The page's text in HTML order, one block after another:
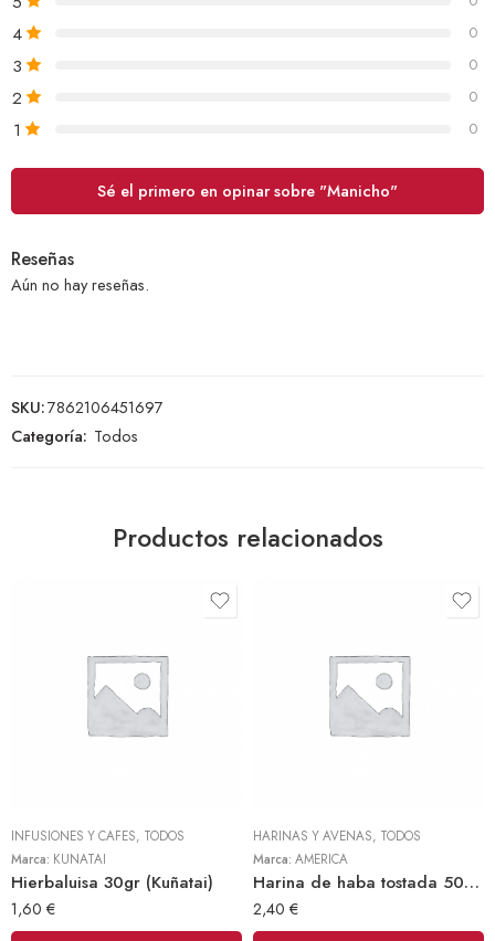
4 0
3 0
2 0
1 0
Sé el primero en opinar sobre "Manicho"
Reseñas
Aún no hay reseñas.
SKU:7862106451697
Categoría: Todos
Productos relacionados
INFUSIONES Y CAFES, TODOS
Marca: KUÑATAI
Hierbaluisa 30gr (Kuñatai)
1,60 €
HARINAS Y AVENAS, TODOS
Marca: AMERICA
Harina de haba tostada 500gr (America)
2,40 €